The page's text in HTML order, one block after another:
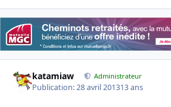
katamiaw Administrateur
Publication:28 avril 201313 ans